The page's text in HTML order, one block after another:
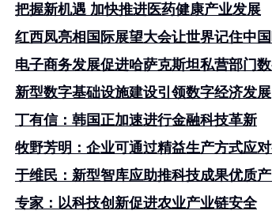
把握新机遇 加快推进医药健康产业发展
红西凤亮相国际展望大会让世界记住中
电子商务发展促进哈萨克斯坦私营部门
新型数字基础设施建设引领数字经济发展
丁有信：韩国正加速进行金融科技革新
牧野芳明：企业可通过精益生产方式应
于维民：新型智库应助推科技成果优质
专家：以科技创新促进农业产业链安全